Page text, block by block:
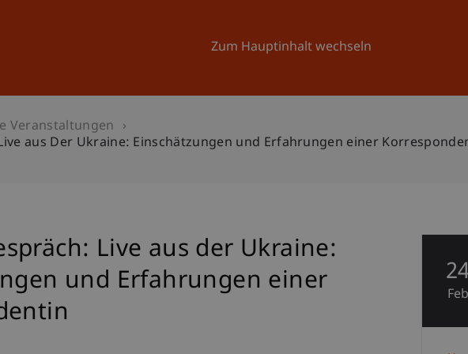
Zum Hauptinhalt wechseln
Universität Aktuelles
Veranstaltungen
aus Der Ukraine: Einschätzungen und Erfahrungen einer
Live aus der Ukraine:
und Erfahrungen einer
Feb